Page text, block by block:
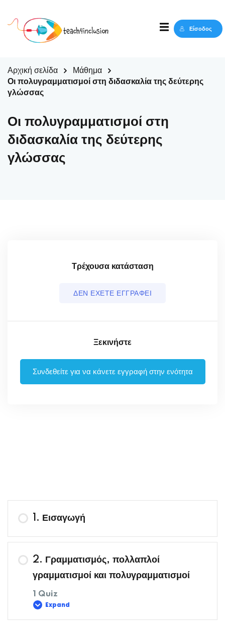
Είσοδος
Αρχική σελίδα
Μάθημα
Οι πολυγραμματισμοί στη διδασκαλία της δεύτερης
γλώσσας
Οι πολυγραμματισμοί στη
διδασκαλία της δεύτερης
γλώσσας
Τρέχουσα κατάσταση
ΔΕΝ ΕΧΕΤΕ ΕΓΓΡΑΦΕΙ
Ξεκινήστε
Συνδεθείτε για να κάνετε εγγραφή στην ενότητα
1. Εισαγωγή
2. Γραμματισμός, πολλαπλοί
γραμματισμοί και πολυγραμματισμοί
1 Quiz
Expand
Δεν έχετε λογαριασμό;